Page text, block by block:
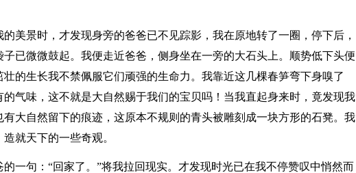
美景时，才发现身旁的爸爸已不见踪影，我在原地转了一圈，停下后，
已微微鼓起。我便走近爸爸，侧身坐在一旁的大石头上。顺势低下头便
的生长我不禁佩服它们顽强的生命力。我靠近这几棵春笋弯下身嗅了
气味，这不就是大自然赐于我们的宝贝吗！当我直起身来时，竟发现我
大自然留下的痕迹，这原本不规则的青头被雕刻成一块方形的石凳。我
就天下的一些奇观。
一句：“回家了。”将我拉回现实。才发现时光已在我不停赞叹中悄然而